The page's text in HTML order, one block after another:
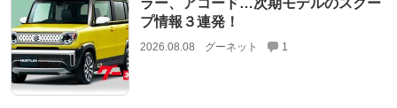
ラー、アコード…次期モデルのスクー
プ情報３連発！
2026.08.08 グーネット 1